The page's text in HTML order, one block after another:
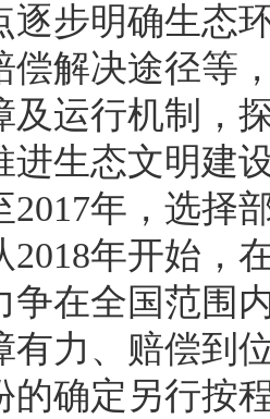
明确生态环
偿解决途径等
及运行机制，
进生态文明建
年，选择
2018年开始，
争在全国范围
有力、赔偿到
的确定另行按